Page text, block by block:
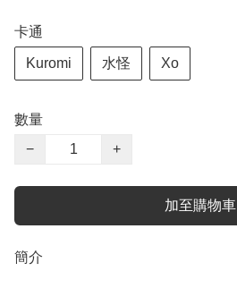
卡通
Kuromi 水怪 Xo
數量
−
+
加至購物車
簡介